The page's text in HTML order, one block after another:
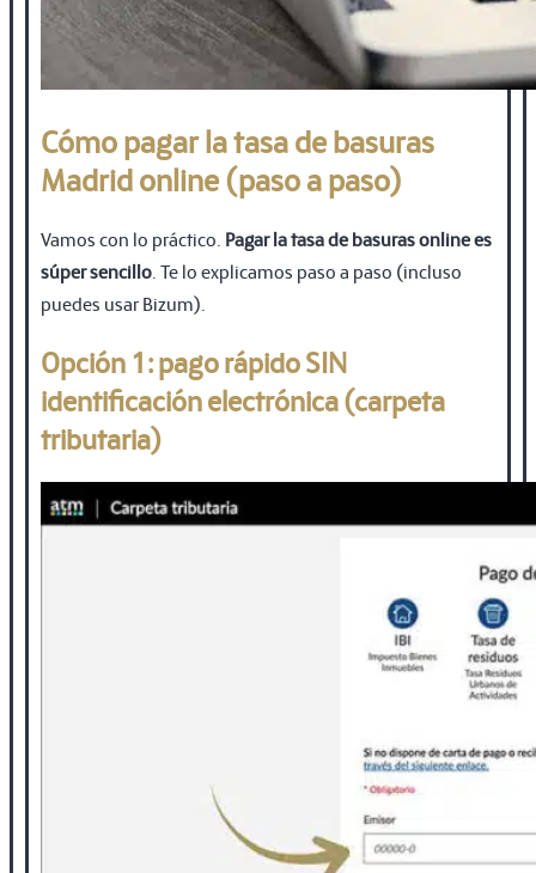
Cómo pagar la tasa de basuras
Madrid online (paso a paso)
Vamos con lo práctico. Pagar la tasa de basuras online es
súper sencillo . Te lo explicamos paso a paso (incluso
puedes usar Bizum).
Opción 1: pago rápido SIN
identificación electrónica (carpeta
tributaria)